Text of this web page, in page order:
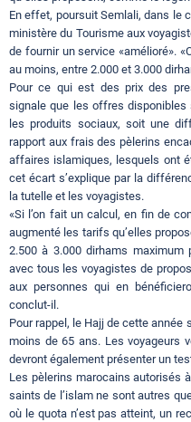
En effet, poursuit Semlali, dans le
ministère du Tourisme aux
de fournir un service «amélioré».
au moins, entre 2.000 et 3.000
Pour ce qui est des prix des
signale que les offres disponibles
les produits sociaux, soit une
rapport aux frais des pèlerins
affaires islamiques, lesquels ont
cet écart s’explique par la
la tutelle et les voyagistes.
«Si l’on fait un calcul, en fin de
augmenté les tarifs qu’elles
2.500 à 3.000 dirhams maximum
avec tous les voyagistes de
aux personnes qui en
conclut-il.
Pour rappel, le Hajj de cette
moins de 65 ans. Les voyageurs
devront également présenter un
Les pèlerins marocains autorisés
saints de l’islam ne sont autres
où le quota n’est pas atteint, un